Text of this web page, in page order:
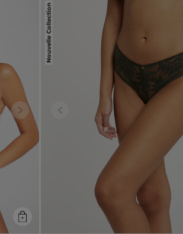
Next
Nouvelle Collection
Previous